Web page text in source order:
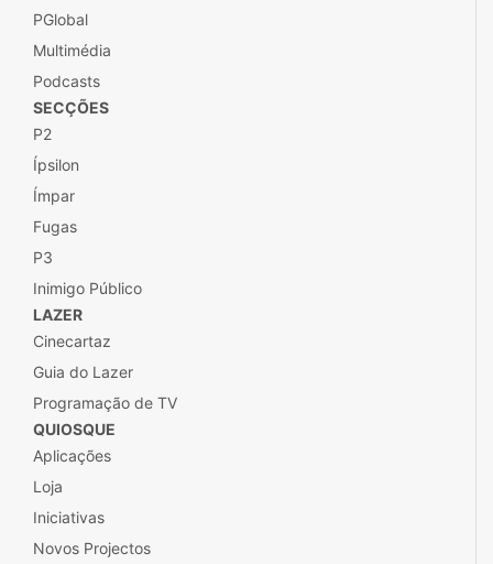
PGlobal
Multimédia
Podcasts
SECÇÕES
P2
Ípsilon
Ímpar
Fugas
P3
Inimigo Público
LAZER
Cinecartaz
Guia do Lazer
Programação de TV
QUIOSQUE
Aplicações
Loja
Iniciativas
Novos Projectos